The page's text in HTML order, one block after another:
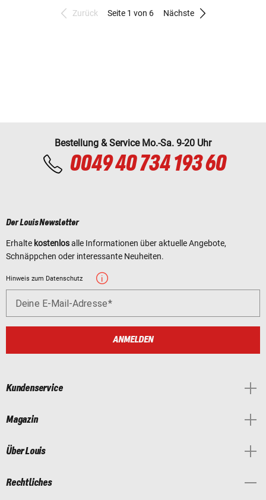
Zurück Seite 1 von 6 Nächste
Bestellung & Service Mo.-Sa. 9-20 Uhr
0049 40 734 193 60
Der Louis Newsletter
Erhalte kostenlosalle Informationen über aktuelle Angebote,
Schnäppchen oder interessante Neuheiten.
Hinweis zum Datenschutz
Deine E-Mail-Adresse
ANMELDEN
Kundenservice
Magazin
Über Louis
Rechtliches